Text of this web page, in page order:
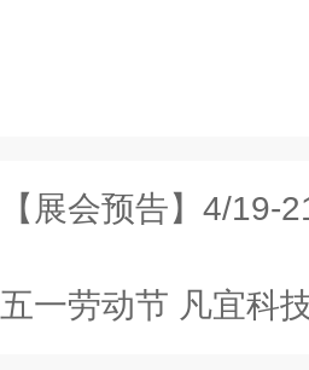
【展会预告】4/19-21
五一劳动节 凡宜科